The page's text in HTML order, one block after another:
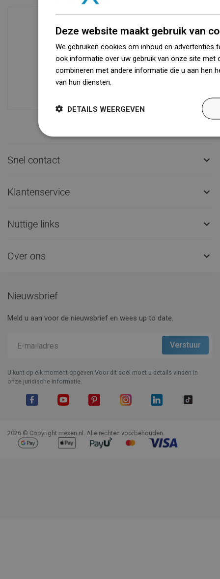
Beschikbaarheid van goederen
Een modern logistiek centrum met een
oppervlakte van 31.000 m² met meer
dan 68.000 palletplaatsen biedt meer
Snel contact 
Klantenservice 
Nuttige links 
Over ons 
Nieuwsbrief
Meld u aan voor de nieuwsbrief en wees up to date.
U kunt op elk moment opgeven.Voor dit doel moet u details vinden in
onze juridische informatie.
2026 © Copyright mexen.nl. Alle rechten voorbehouden.
Deze website maakt gebruik van
We gebruiken cookies om inhoud en advertenties
ook informatie over uw gebruik van onze site met
combineren met andere informatie die u aan hen
van hun diensten.
DETAILS WEERGEVEN